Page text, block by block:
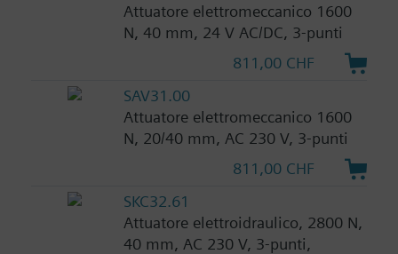
Attuatore elettromeccanico 1600
N, 40 mm, 24 V AC/DC, 3-punti
811,00 CHF
SAV31.00
Attuatore elettromeccanico 1600
N, 20/40 mm, AC 230 V, 3-punti
811,00 CHF
SKC32.61
Attuatore elettroidraulico, 2800 N,
40 mm, AC 230 V, 3-punti,